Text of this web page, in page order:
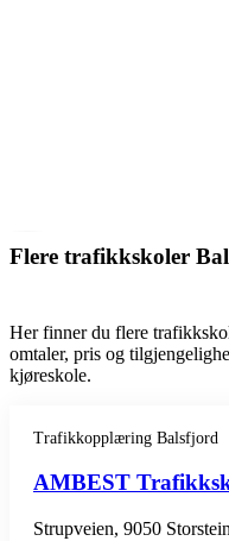
Flere trafikkskoler
Her finner du flere
omtaler, pris og
kjøreskole.
Trafikkopplæring Balsfjord
AMBEST
Strupveien, 9050